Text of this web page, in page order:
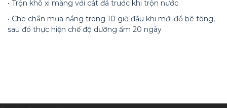
• Trộn khô xi măng với cát đá trước khi trộn nước
• Che chắn mưa nắng trong 10 giờ đầu khi mới đổ bê tông,
sau đó thực hiện chế độ dưỡng ẩm 20 ngày